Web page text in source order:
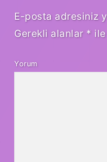
E-posta adresiniz
Gerekli alanlar *
Yorum